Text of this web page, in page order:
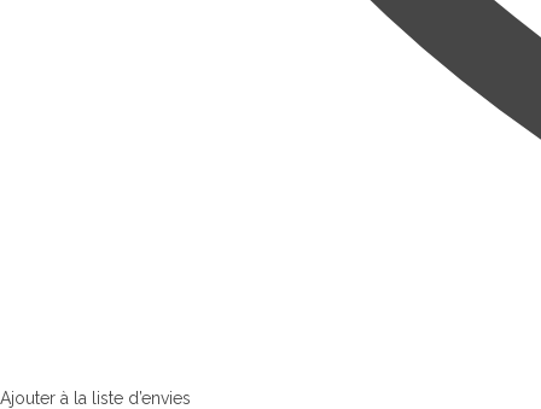
Ajouter à la liste d’envies